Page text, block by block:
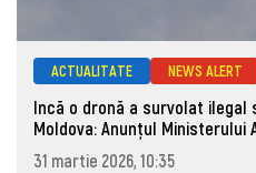
ACTUALITATE NEWS ALERT
Incă o dronă a survolat ilegal
Moldova: Anunţul Ministerului
31 martie 2026, 10:35